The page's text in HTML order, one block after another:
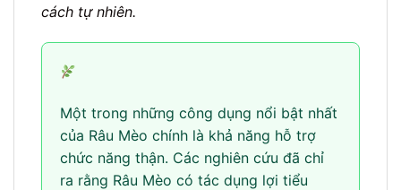
cách tự nhiên.
Một trong những công dụng nổi bật nhất
của Râu Mèo chính là khả năng hỗ trợ
chức năng thận. Các nghiên cứu đã chỉ
ra rằng Râu Mèo có tác dụng lợi tiểu